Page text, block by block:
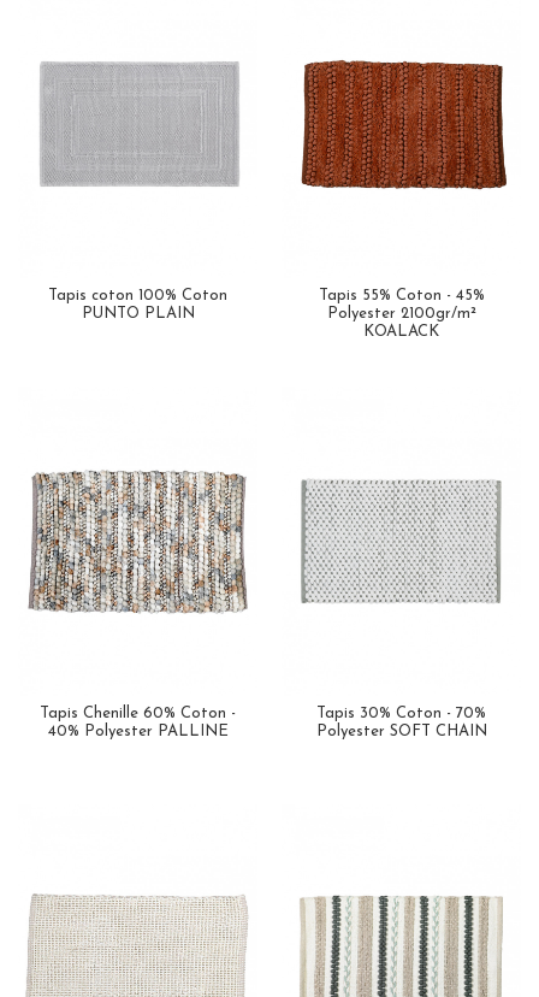
Tapis coton 100% Coton
PUNTO PLAIN
Tapis 55% Coton - 45%
Polyester 2100gr/m²
KOALACK
Tapis Chenille 60% Coton -
40% Polyester PALLINE
Tapis 30% Coton - 70%
Polyester SOFT CHAIN